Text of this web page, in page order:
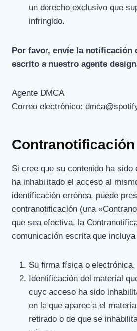
un derecho exclusivo que
infringido.
Por favor, envíe la notificación
escrito a nuestro agente
Agente DMCA
Correo electrónico:
Contranotificación
Si cree que su contenido ha sido
ha inhabilitado el acceso al
identificación errónea, puede
contranotificación (una
que sea efectiva, la
comunicación escrita que
Su firma física o electrónica.
Identificación del material
cuyo acceso ha sido
en la que aparecía el
retirado o de que se